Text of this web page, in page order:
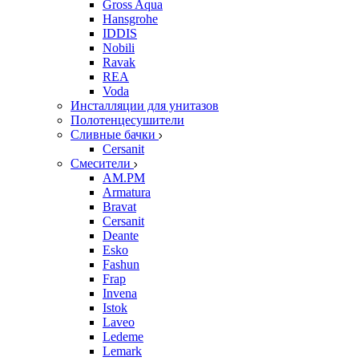
Gross Aqua
Hansgrohe
IDDIS
Nobili
Ravak
REA
Voda
Инсталляции для унитазов
Полотенцесушители
Сливные бачки
Cersanit
Смесители
AM.PM
Armatura
Bravat
Cersanit
Deante
Esko
Fashun
Frap
Invena
Istok
Laveo
Ledeme
Lemark